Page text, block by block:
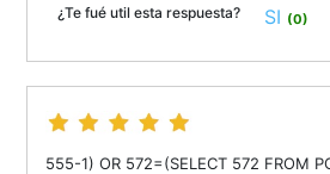
¿Te fué util esta respuesta? SI (0)
555-1) OR 572=(SELECT 572 FROM